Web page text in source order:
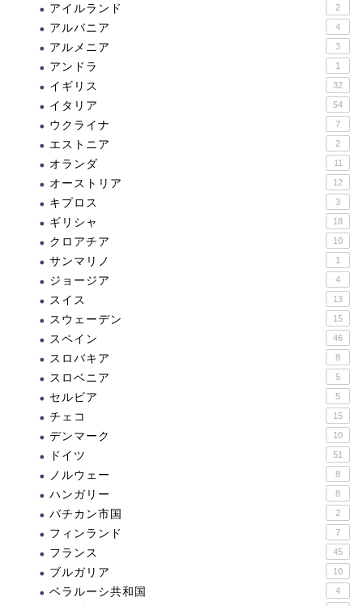
アイルランド 2
アルバニア 4
アルメニア 3
アンドラ 1
イギリス 32
イタリア 54
ウクライナ 7
エストニア 2
オランダ 11
オーストリア 12
キプロス 3
ギリシャ 18
クロアチア 10
サンマリノ 1
ジョージア 4
スイス 13
スウェーデン 15
スペイン 46
スロバキア 8
スロベニア 5
セルビア 5
チェコ 15
デンマーク 10
ドイツ 51
ノルウェー 8
ハンガリー 8
バチカン市国 2
フィンランド 7
フランス 45
ブルガリア 10
ベラルーシ共和国 4